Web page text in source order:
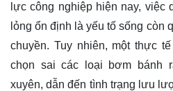
lực công nghiệp hiện nay,
lỏng ổn định là yếu tố sống còn
chuyền. Tuy nhiên, một thực
chọn sai các loại bơm bánh
xuyên, dẫn đến tình trạng lưu